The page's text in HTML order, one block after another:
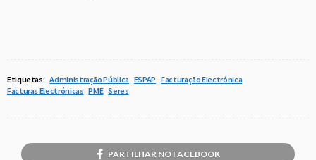
Etiquetas: Administração Pública ESPAP Facturação Electrónica
Facturas Electrónicas PME Seres
PARTILHAR NO FACEBOOK